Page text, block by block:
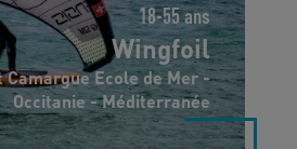
18-55 ans
Wingfoil
Camargue Ecole de Mer -
Occitanie - Méditerranée